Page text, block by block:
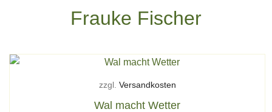
Frauke Fischer
zzgl. Versandkosten
Wal macht Wetter